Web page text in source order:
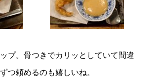
プ。骨つきでカリッとしていて間違
つ頼めるのも嬉しいね。